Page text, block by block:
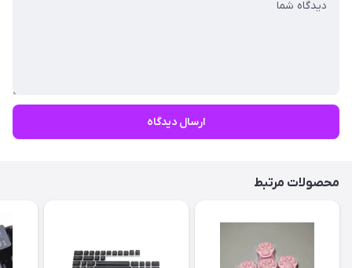
ارسال دیدگاه
محصولات مرتبط